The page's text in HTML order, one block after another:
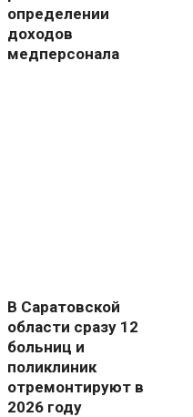
определении
доходов
медперсонала
В Саратовской
области сразу 12
больниц и
поликлиник
отремонтируют в
2026 году